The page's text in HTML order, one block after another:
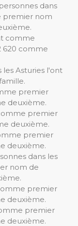
dans
premier nom
comme
620 comme
les Asturies l'ont
premier
deuxième.
premier
deuxième.
premier
deuxième.
dans les
nom de
premier
deuxième.
premier
deuxième.